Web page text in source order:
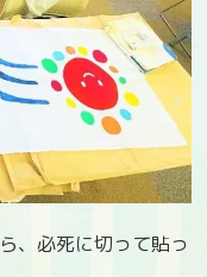
、必死に切って貼っ